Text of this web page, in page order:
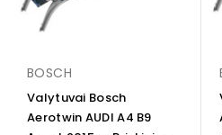
BOSCH
Valytuvai Bosch
Aerotwin AUDI A4 B9